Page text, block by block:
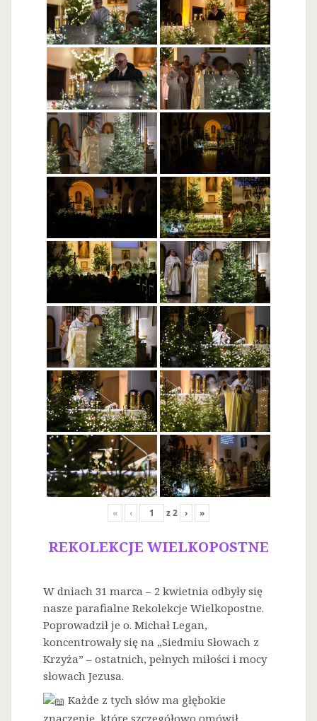
« ‹ z2 › »
REKOLEKCJE WIELKOPOSTNE
W dniach 31 marca – 2 kwietnia odbyły się
nasze parafialne Rekolekcje Wielkopostne.
Poprowadził je o. Michał Legan,
koncentrowały się na „Siedmiu Słowach z
Krzyża” – ostatnich, pełnych miłości i mocy
słowach Jezusa.
Każde z tych słów ma głębokie
znaczenie, które szczegółowo omówił